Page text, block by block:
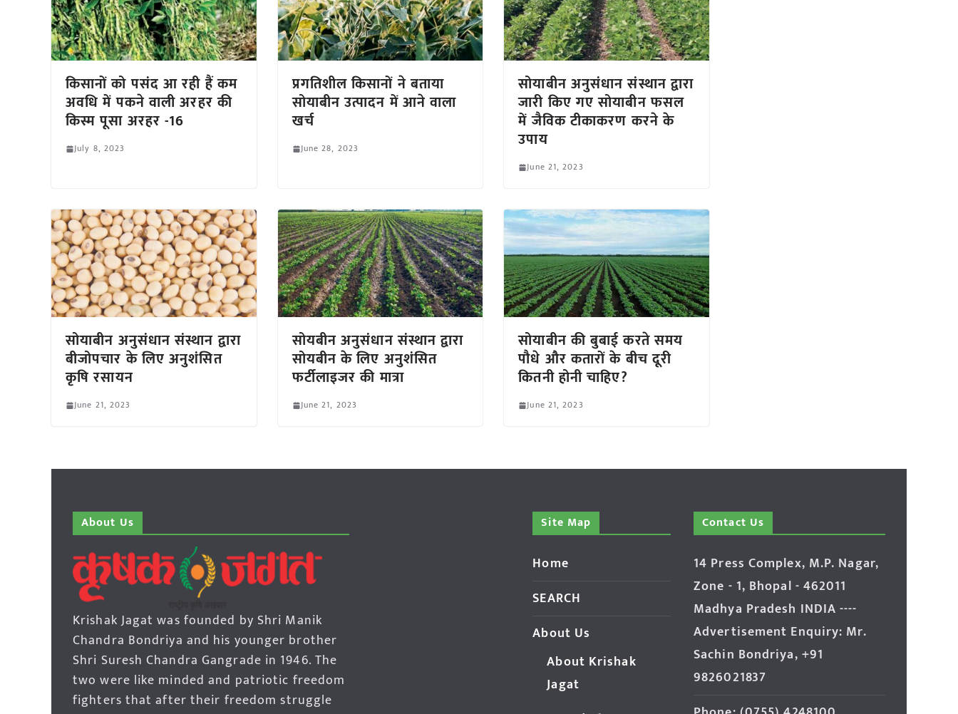
किसानों को पसंद आ रही हैं कम
अवधि में पकने वाली अरहर की
किस्म पूसा अरहर -16
July 8, 2023
प्रगतिशील किसानों ने बताया
सोयाबीन उत्पादन में आने वाला
खर्च
June 28, 2023
सोयाबीन अनुसंधान संस्थान द्वारा
जारी किए गए सोयाबीन फसल
में जैविक टीकाकरण करने के
उपाय
June 21, 2023
सोयाबीन अनुसंधान संस्थान द्वारा
बीजोपचार के लिए अनुशंसित
कृषि रसायन
June 21, 2023
सोयबीन अनुसंधान संस्थान द्वारा
सोयबीन के लिए अनुशंसित
फर्टीलाइजर की मात्रा
June 21, 2023
सोयाबीन की बुबाई करते समय
पौधे और कतारों के बीच दूरी
कितनी होनी चाहिए?
June 21, 2023
About Us
Krishak Jagat was founded by Shri Manik
Chandra Bondriya and his younger brother
Shri Suresh Chandra Gangrade in 1946. The
two were like minded and patriotic freedom
fighters that after their freedom struggle
Site Map
Home
SEARCH
About Us
About Krishak
Jagat
Contact Us
14 Press Complex, M.P. Nagar,
Zone - 1, Bhopal - 462011
Madhya Pradesh INDIA ----
Advertisement Enquiry: Mr.
Sachin Bondriya, +91
9826021837